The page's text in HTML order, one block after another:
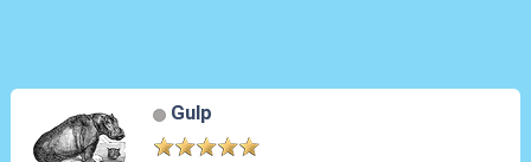
Gulp